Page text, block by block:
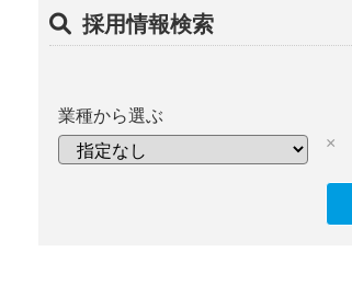
採用情報検索
業種から選ぶ
×